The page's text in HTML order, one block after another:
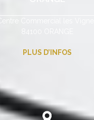
Centre Commercial les Vignes
PLUS D’INFOS